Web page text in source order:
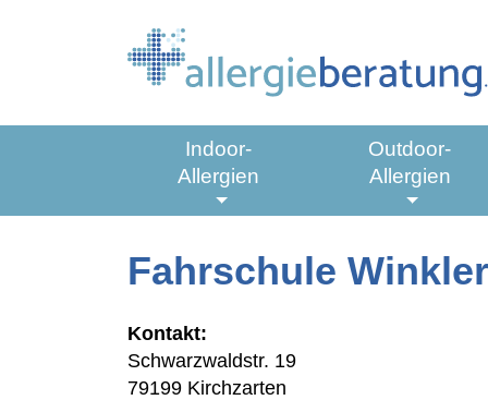
Hauptmenü:
Indoor-
Allergien
Untermenü aus-/einklappen
Outdoor-
Allergien
Hauptinhalt
Fahrschule Winkler
Kontakt:
Schwarzwaldstr. 19
79199 Kirchzarten